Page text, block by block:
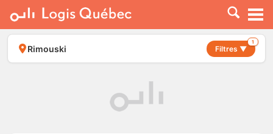
À LOUER
À VENDRE
PLACER UNE ANNONCE
Rimouski Filtres ▼
1